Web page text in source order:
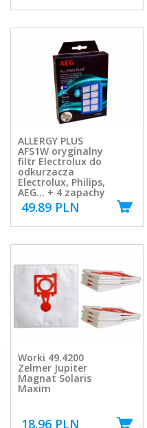
ALLERGY PLUS
AFS1W oryginalny
filtr Electrolux do
odkurzacza
Electrolux, Philips,
AEG... + 4 zapachy
49.89 PLN
Worki 49.4200
Zelmer Jupiter
Magnat Solaris
Maxim
18.96 PLN